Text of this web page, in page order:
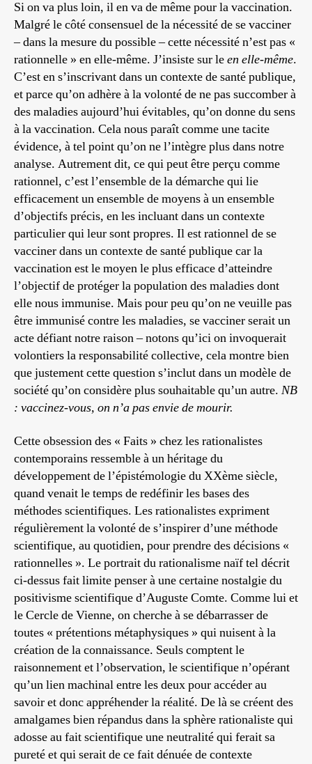
Si on va plus loin, il en va de même pour la vaccination.
Malgré le côté consensuel de la nécessité de se vacciner
– dans la mesure du possible – cette nécessité n’est pas «
rationnelle » en elle-même. J’insiste sur leen elle-même.
C’est en s’inscrivant dans un contexte de santé publique,
et parce qu’on adhère à la volonté de ne pas succomber à
des maladies aujourd’hui évitables, qu’on donne du sens
à la vaccination. Cela nous paraît comme une tacite
évidence, à tel point qu’on ne l’intègre plus dans notre
analyse. Autrement dit, ce qui peut être perçu comme
rationnel, c’est l’ensemble de la démarche qui lie
efficacement un ensemble de moyens à un ensemble
d’objectifs précis, en les incluant dans un contexte
particulier qui leur sont propres. Il est rationnel de se
vacciner dans un contexte de santé publique car la
vaccination est le moyen le plus efficace d’atteindre
l’objectif de protéger la population des maladies dont
elle nous immunise. Mais pour peu qu’on ne veuille pas
être immunisé contre les maladies, se vacciner serait un
acte défiant notre raison – notons qu’ici on invoquerait
volontiers la responsabilité collective, cela montre bien
que justement cette question s’inclut dans un modèle de
société qu’on considère plus souhaitable qu’un autre. NB
: vaccinez-vous, on n’a pas envie de mourir.
Cette obsession des « Faits » chez les rationalistes
contemporains ressemble à un héritage du
développement de l’épistémologie du XXème siècle,
quand venait le temps de redéfinir les bases des
méthodes scientifiques. Les rationalistes expriment
régulièrement la volonté de s’inspirer d’une méthode
scientifique, au quotidien, pour prendre des décisions «
rationnelles ». Le portrait du rationalisme naïf tel décrit
ci-dessus fait limite penser à une certaine nostalgie du
positivisme scientifique d’Auguste Comte. Comme lui et
le Cercle de Vienne, on cherche à se débarrasser de
toutes « prétentions métaphysiques » qui nuisent à la
création de la connaissance. Seuls comptent le
raisonnement et l’observation, le scientifique n’opérant
qu’un lien machinal entre les deux pour accéder au
savoir et donc appréhender la réalité. De là se créent des
amalgames bien répandus dans la sphère rationaliste qui
adosse au fait scientifique une neutralité qui ferait sa
pureté et qui serait de ce fait dénuée de contexte